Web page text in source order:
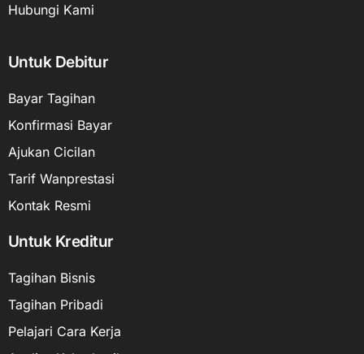
Hubungi Kami
Untuk Debitur
Bayar Tagihan
Konfirmasi Bayar
Ajukan Cicilan
Tarif Wanprestasi
Kontak Resmi
Untuk Kreditur
Tagihan Bisnis
Tagihan Pribadi
Pelajari Cara Kerja